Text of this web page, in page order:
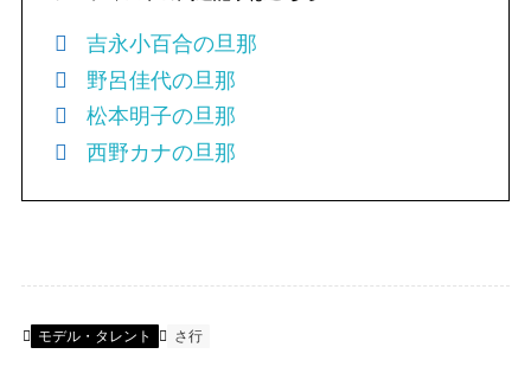
吉永小百合の旦那
野呂佳代の旦那
松本明子の旦那
西野カナの旦那
モデル・タレント さ行